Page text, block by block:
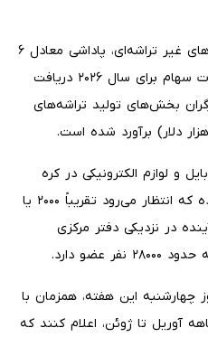
انتظار می‌رود امسال کارگران بخش‌های غیر تراشه‌ای، پاداشی معادل ۶
میلیون وون (۴ هزار دلار) به صورت سهام برای سال ۲۰۲۶ دریافت
بخش‌های تولید تراشه‌های
و لوازم الکترونیکی در کره
جنوبی درباره این شرکت گزارش داده که انتظار می‌رود تقریباً ۲۰۰۰ یا
در نزدیکی دفتر مرکزی
دارد.
چهارشنبه این هفته، همزمان با
آوریل تا ژوئن، اعلام کنند که